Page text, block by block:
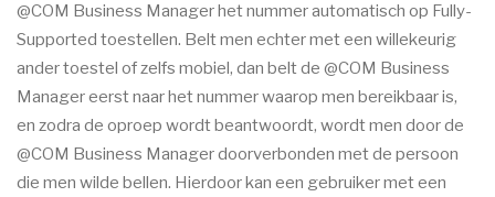
@COM Business Manager het nummer automatisch op Fully-
Supported toestellen. Belt men echter met een willekeurig
ander toestel of zelfs mobiel, dan belt de @COM Business
Manager eerst naar het nummer waarop men bereikbaar is,
en zodra de oproep wordt beantwoordt, wordt men door de
@COM Business Manager doorverbonden met de persoon
die men wilde bellen. Hierdoor kan een gebruiker met een